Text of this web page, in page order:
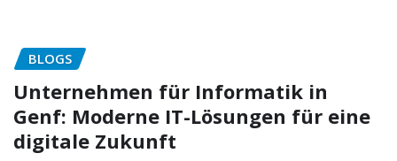
BLOGS
Unternehmen für Informatik in
Genf: Moderne IT-Lösungen für eine
digitale Zukunft